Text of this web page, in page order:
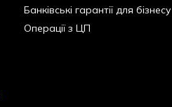
Банківські гарантії для бізнесу
Операції з ЦП